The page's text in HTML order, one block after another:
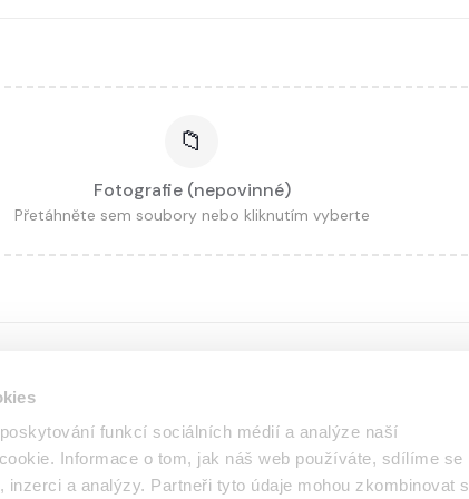
funkcí sociálních médií a analýze naší
Informace o tom, jak náš web používáte, sdílíme se
a analýzy. Partneři tyto údaje mohou zkombinovat s
Fotografie (nepovinné)
Přetáhněte sem soubory nebo kliknutím vyberte